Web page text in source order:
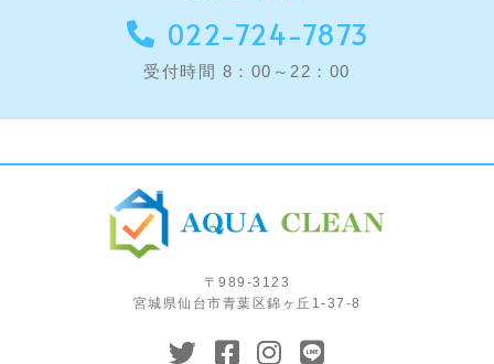
022-724-7873
受付時間 8：00～22：00
〒989-3123
宮城県仙台市青葉区錦ヶ丘1-37-8